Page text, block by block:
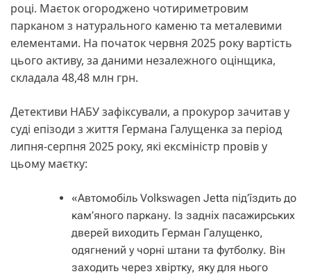
році. Маєток огороджено чотириметровим
парканом з натурального каменю та металевими
елементами. На початок червня 2025 року вартість
цього активу, за даними незалежного оцінщика,
складала 48,48 млн грн.
Детективи НАБУ зафіксували, а прокурор зачитав у
суді епізоди з життя Германа Галущенка за період
липня-серпня 2025 року, які ексміністр провів у
цьому маєтку:
«Автомобіль Volkswagen Jetta під’їздить до
кам’яного паркану. Із задніх пасажирських
дверей виходить Герман Галущенко,
одягнений у чорні штани та футболку. Він
заходить через хвіртку, яку для нього